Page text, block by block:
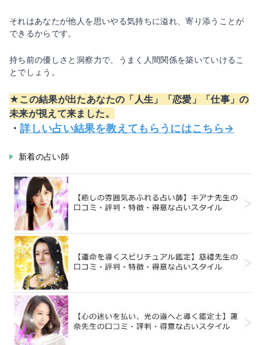
それはあなたが他人を思いやる気持ちに溢れ、寄り添うことが
できるからです。
持ち前の優しさと洞察力で、うまく人間関係を築いていけるこ
とでしょう。
★この結果が出たあなたの「人生」「恋愛」「仕事」の
未来が視えて来ました。
・詳しい占い結果を教えてもらうにはこちら→
新着の占い師